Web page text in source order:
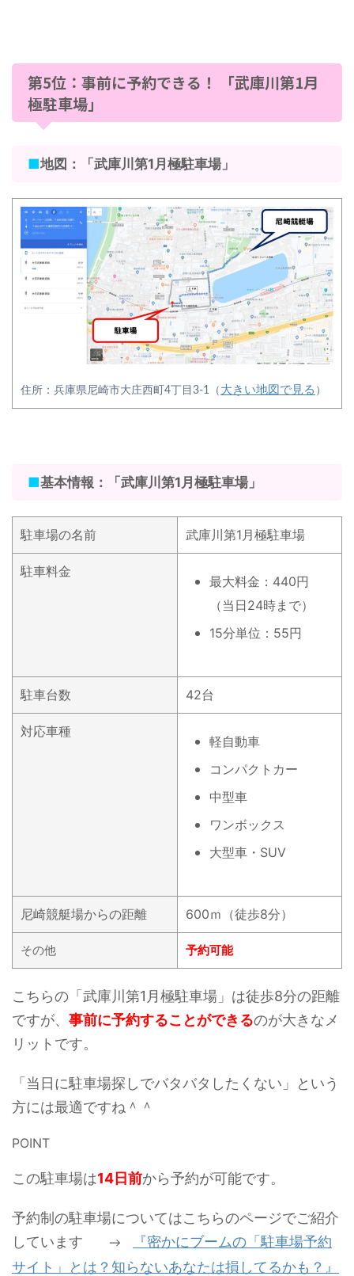
第5位：事前に予約できる！ 「武庫川第1月
極駐車場」
■地図：「武庫川第1月極駐車場」
住所：兵庫県尼崎市大庄西町4丁目3-1（ 大きい地図で見る ）
■基本情報：「武庫川第1月極駐車場」
駐車場の名前 武庫川第1月極駐車場
駐車料金
最大料金：440円
（当日24時まで）
15分単位：55円
駐車台数 42台
対応車種
軽自動車
コンパクトカー
中型車
ワンボックス
大型車・SUV
尼崎競艇場からの距離 600ｍ（徒歩8分）
その他 予約可能
こちらの「武庫川第1月極駐車場」は徒歩8分の距離
ですが、 事前に予約することができるのが大きなメ
リットです。
「当日に駐車場探しでバタバタしたくない」という
方には最適ですね＾＾
POINT
この駐車場は14日前から予約が可能です。
予約制の駐車場についてはこちらのページでご紹介
しています
→
『密かにブームの「駐車場予約
サイト」とは？知らないあなたは損してるかも？』